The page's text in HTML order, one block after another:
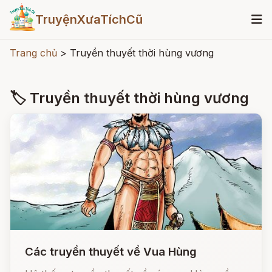
TruyệnXưaTíchCũ
Trang chủ > Truyền thuyết thời hùng vương
🏷 Truyền thuyết thời hùng vương
Các truyền thuyết về Vua Hùng